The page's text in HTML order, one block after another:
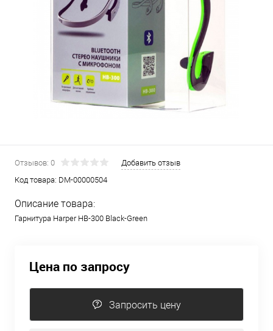
Отзывов: 0
Добавить отзыв
Код товара: DM-00000504
Описание товара:
Гарнитура Harper HB-300 Black-Green
Цена по запросу
Запросить цену